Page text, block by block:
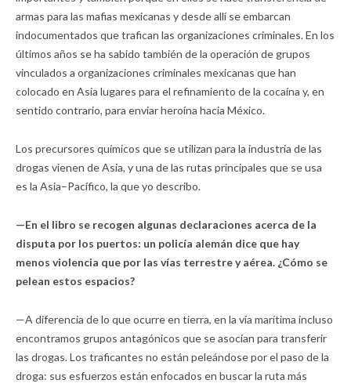
armas para las mafias mexicanas y desde allí se embarcan
indocumentados que trafican las organizaciones criminales. En los
últimos años se ha sabido también de la operación de grupos
vinculados a organizaciones criminales mexicanas que han
colocado en Asia lugares para el refinamiento de la cocaína y, en
sentido contrario, para enviar heroína hacia México.
Los precursores químicos que se utilizan para la industria de las
drogas vienen de Asia, y una de las rutas principales que se usa
es la Asia–Pacífico, la que yo describo.
—En el libro se recogen algunas declaraciones acerca de la
disputa por los puertos: un policía alemán dice que hay
menos violencia que por las vías terrestre y aérea. ¿Cómo se
pelean estos espacios?
—A diferencia de lo que ocurre en tierra, en la vía marítima incluso
encontramos grupos antagónicos que se asocian para transferir
las drogas. Los traficantes no están peleándose por el paso de la
droga: sus esfuerzos están enfocados en buscar la ruta más